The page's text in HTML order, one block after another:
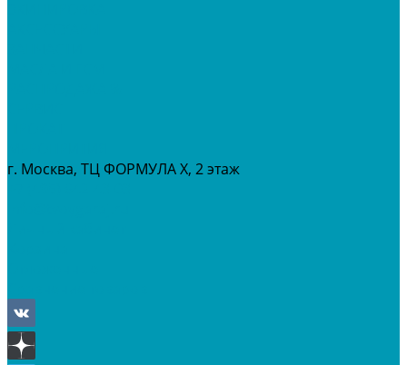
г. Москва, ТЦ ФОРМУЛА Х, 2 этаж